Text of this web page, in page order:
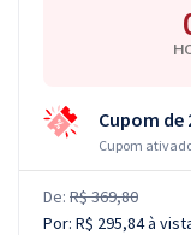
Cupom de
Cupom
De: R$ 369,80
Por: R$ 295,84à